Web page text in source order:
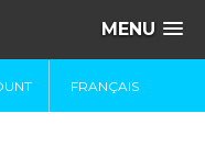
MENU
FRANÇAIS